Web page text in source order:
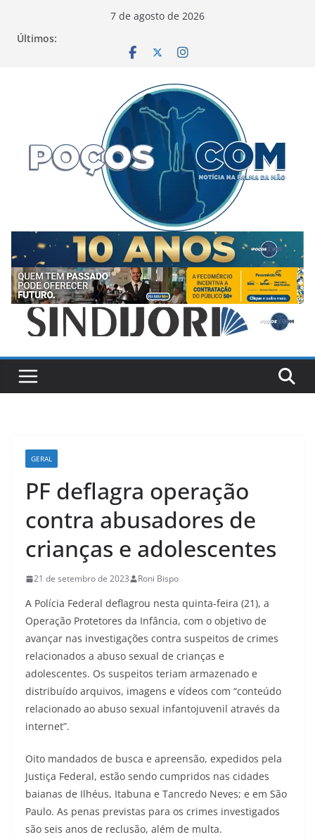
7 de agosto de 2026
Últimos:
GERAL
PF deflagra operação
contra abusadores de
crianças e adolescentes
21 de setembro de 2023 Roni Bispo
A Polícia Federal deflagrou nesta quinta-feira (21), a
Operação Protetores da Infância, com o objetivo de
avançar nas investigações contra suspeitos de crimes
relacionados a abuso sexual de crianças e
adolescentes. Os suspeitos teriam armazenado e
distribuído arquivos, imagens e vídeos com “conteúdo
relacionado ao abuso sexual infantojuvenil através da
internet”.
Oito mandados de busca e apreensão, expedidos pela
Justiça Federal, estão sendo cumpridos nas cidades
baianas de Ilhéus, Itabuna e Tancredo Neves; e em São
Paulo. As penas previstas para os crimes investigados
são seis anos de reclusão, além de multa.